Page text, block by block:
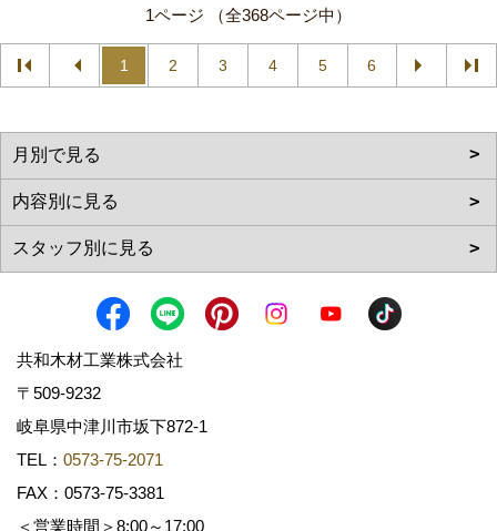
1ページ （全368ページ中）
1 2 3 4 5 6
共和木材工業株式会社
〒509-9232
岐阜県中津川市坂下872‐1
TEL： 0573-75-2071
FAX：0573-75-3381
＜営業時間＞8:00～17:00